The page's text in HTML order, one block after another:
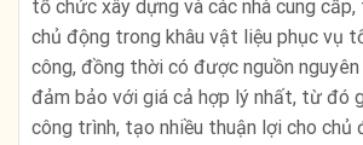
tổ chức xây dựng và các nhà cung
chủ động trong khâu vật liệu phục vụ
công, đồng thời có được nguồn
đảm bảo với giá cả hợp lý nhất, từ đó
công trình, tạo nhiều thuận lợi cho chủ